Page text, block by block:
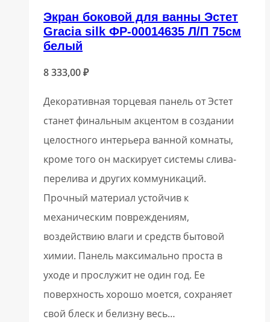
Экран боковой для ванны Эстет
Gracia silk ФР-00014635 Л/П 75см
белый
8 333,00₽
Декоративная торцевая панель от Эстет
станет финальным акцентом в создании
целостного интерьера ванной комнаты,
кроме того он маскирует системы слива-
перелива и других коммуникаций.
Прочный материал устойчив к
механическим повреждениям,
воздействию влаги и средств бытовой
химии. Панель максимально проста в
уходе и прослужит не один год. Ее
поверхность хорошо моется, сохраняет
свой блеск и белизну весь…